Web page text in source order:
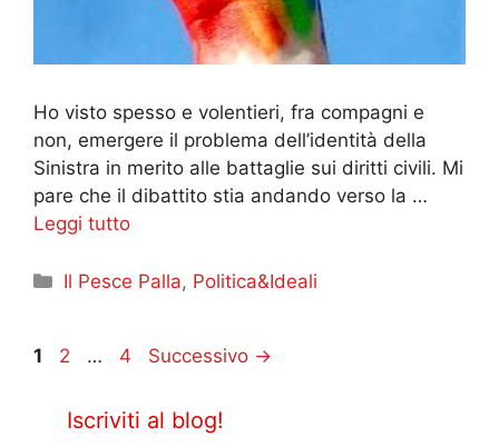
Ho visto spesso e volentieri, fra compagni e
non, emergere il problema dell’identità della
Sinistra in merito alle battaglie sui diritti civili. Mi
pare che il dibattito stia andando verso la …
Leggi tutto
Categorie
Il Pesce Palla, Politica&Ideali
Pagina
1 Pagina
2 … Pagina
4 Successivo →
Iscriviti al blog!